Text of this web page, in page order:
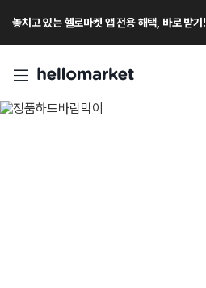
놓치고 있는 헬로마켓 앱 전용 해택, 바로 받기!